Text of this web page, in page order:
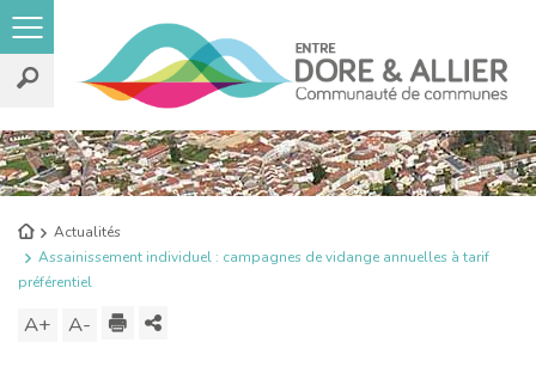
Rechercher
sur
le
site
Retour
à
l'accueil
Actualités
Assainissement individuel : campagnes de vidange annuelles à tarif
préférentiel
A+ Augmenter
A- DiminuerImprimer